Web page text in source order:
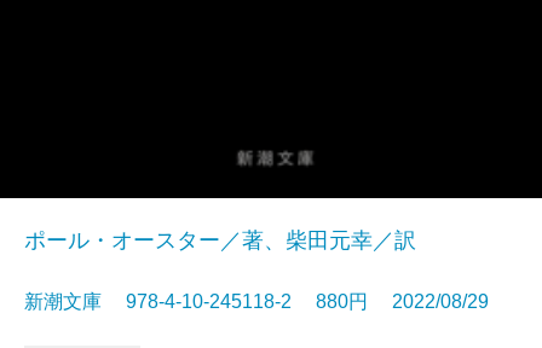
ポール・オースター／著、柴田元幸／訳
新潮文庫 978-4-10-245118-2 880円 2022/08/29